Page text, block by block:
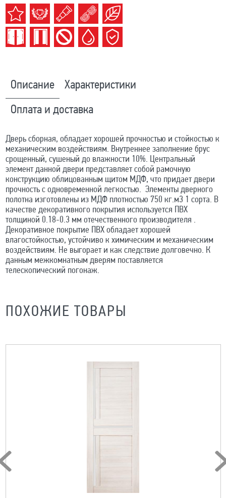
Описание Характеристики
Оплата и доставка
Дверь сборная, обладает хорошей прочностью и стойкостью к
механическим воздействиям. Внутреннее заполнение брус
срощенный, сушеный до влажности 10%. Центральный
элемент данной двери представляет собой рамочную
конструкцию облицованным щитом МДФ, что придает двери
прочность с одновременной легкостью. Элементы дверного
полотна изготовлены из МДФ плотностью 750 кг.м3 1 сорта. В
качестве декоративного покрытия используется ПВХ
толщиной 0.18-0.3 мм отечественного производителя .
Декоративное покрытие ПВХ обладает хорошей
влагостойкостью, устойчиво к химическим и механическим
воздействиям. Не выгорает и как следствие долговечно. К
данным межкомнатным дверям поставляется
телескопический погонаж.
ПОХОЖИЕ ТОВАРЫ